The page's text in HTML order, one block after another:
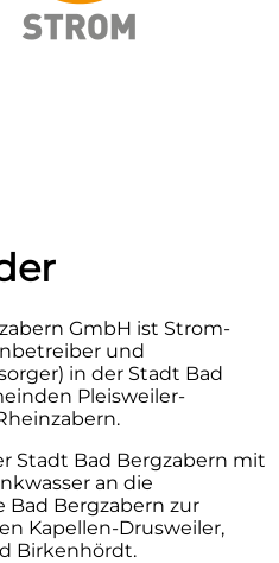
GmbH ist Strom-
und
in der Stadt Bad
Pleisweiler-
Stadt Bad Bergzabern mit
an die
Bergzabern zur
Kapellen-Drusweiler,
Birkenhördt.